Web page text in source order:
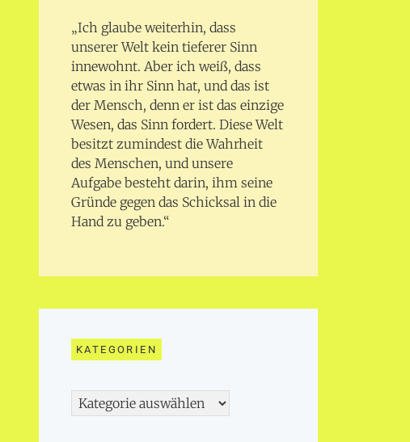
„Ich glaube weiterhin, dass
unserer Welt kein tieferer Sinn
innewohnt. Aber ich weiß, dass
etwas in ihr Sinn hat, und das ist
der Mensch, denn er ist das einzige
Wesen, das Sinn fordert. Diese Welt
besitzt zumindest die Wahrheit
des Menschen, und unsere
Aufgabe besteht darin, ihm seine
Gründe gegen das Schicksal in die
Hand zu geben.“
KATEGORIEN
Kategorien